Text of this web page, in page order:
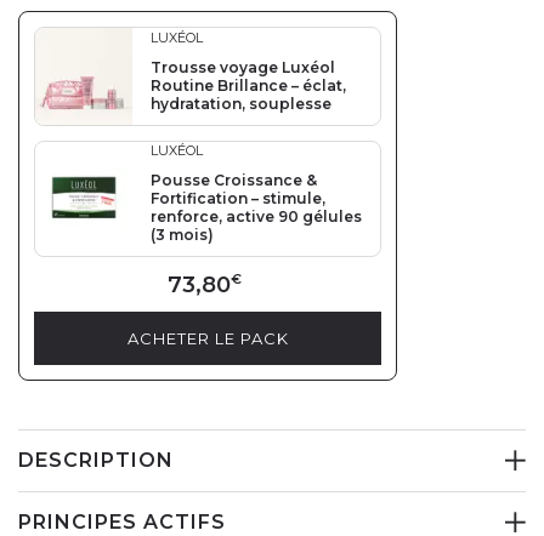
LUXÉOL
Trousse voyage Luxéol
Routine Brillance – éclat,
hydratation, souplesse
LUXÉOL
Pousse Croissance &
Fortification – stimule,
renforce, active 90 gélules
(3 mois)
73,80€
ACHETER LE PACK
DESCRIPTION
PRINCIPES ACTIFS